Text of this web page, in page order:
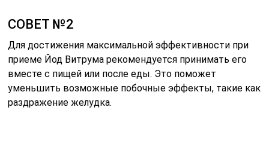
СОВЕТ №2
Для достижения максимальной эффективности при
приеме Йод Витрума рекомендуется принимать его
вместе с пищей или после еды. Это поможет
уменьшить возможные побочные эффекты, такие как
раздражение желудка.